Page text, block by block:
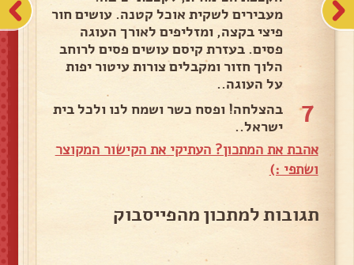
מעבירים לשקית אוכל קטנה. עושים חור
פיצי בקצה, ומזליפים לאורך העוגה
פסים. בעזרת קיסם עושים פסים לרוחב
הלוך חזור ומקבלים צורות עיטור יפות
על העוגה..
7
בהצלחה! ופסח כשר ושמח לנו ולכל בית
ישראל..
אהבת את המתכון? העתיקי את הקישור המקוצר
ושתפי :)
תגובות למתכון מהפייסבוק